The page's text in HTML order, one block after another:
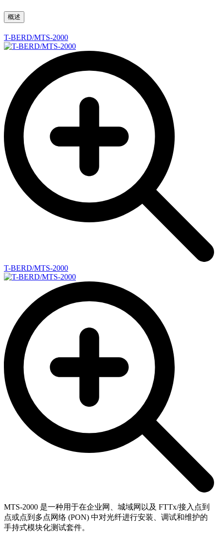
概述
T-BERD/MTS-2000
T-BERD/MTS-2000
MTS-2000 是一种用于在企业网、城域网以及 FTTx/接入点到
点或点到多点网络 (PON) 中对光纤进行安装、调试和维护的
手持式模块化测试套件。